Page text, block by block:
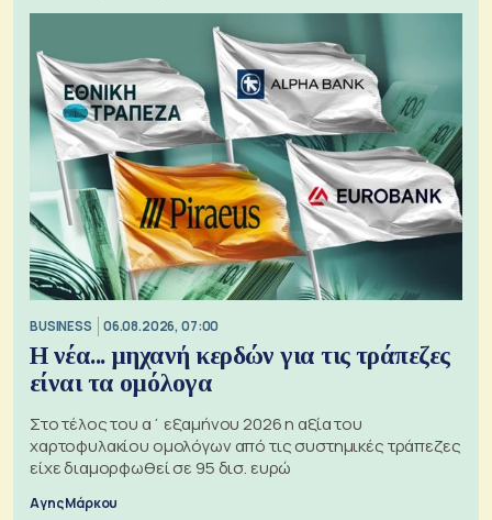
BUSINESS 06.08.2026, 07:00
Η νέα... μηχανή κερδών για τις τράπεζες
είναι τα ομόλογα
Στο τέλος του α΄ εξαμήνου 2026 η αξία του
χαρτοφυλακίου ομολόγων από τις συστημικές τράπεζες
είχε διαμορφωθεί σε 95 δισ. ευρώ
Αγης Μάρκου